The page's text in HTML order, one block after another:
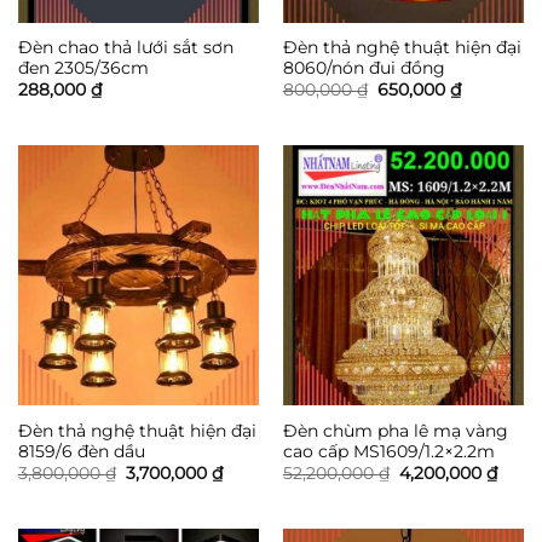
Đèn chao thả lưới sắt sơn
đen 2305/36cm
288,000 ₫
Đèn thả nghệ thuật hiện đại
8060/nón đui đồng
800,000₫ Giá
650,000 ₫Giá
hiện
650,000
Đèn thả nghệ thuật hiện đại
8159/6 đèn dầu
3,800,000₫ Giá
gốc
3,700,000 ₫Giá
hiện
3,700,000 ₫.
Đèn chùm pha lê mạ vàng
cao cấp MS1609/1.2×2.2m
52,200,000₫ Giá
gốc
4,200,000 ₫Giá
hiện